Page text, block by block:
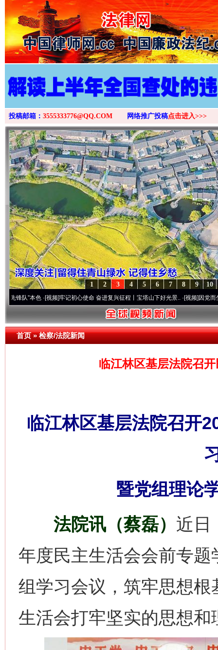
>
投稿邮箱： 3555333776@QQ.COM 网络推广投稿点击进入>>>
10
9
8
7
6
5
4
3
2
1
·[视频]牢记初心使命 奋进复兴征程丨宝塔山下好光景..·[视频]因党而生 为党而
首页»检察/法院新闻
临江林区基层法院召
临江林区基层法院召开
暨党组理论
法院讯（蔡磊） 近日
年度民主生活会会前专
组学习会议，筑牢思想
生活会打牢坚实的思想和